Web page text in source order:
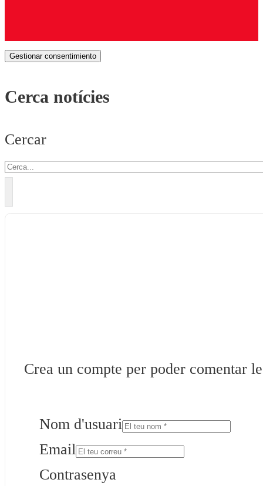
Gestionar consentimiento
Cerca notícies
Cercar
Crea un compte per poder comentar
Nom d'usuari
Email
Contrasenya